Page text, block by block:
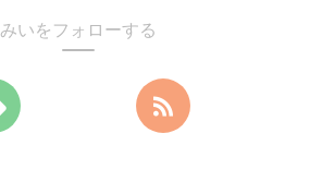
みいをフォローする